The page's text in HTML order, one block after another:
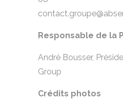
Responsable de la
André Bousser,
Group
Crédits photos